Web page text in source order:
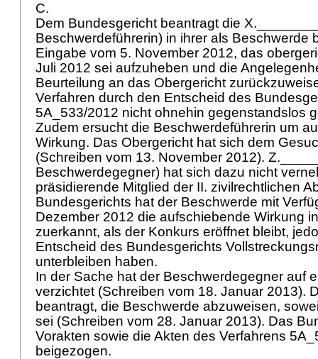
C.
Dem Bundesgericht beantragt die
Beschwerdeführerin) in ihrer als Beschwerde
Eingabe vom 5. November 2012, das
Juli 2012 sei aufzuheben und die
Beurteilung an das Obergericht
Verfahren durch den Entscheid des
5A_533/2012 nicht ohnehin gegenstandslos
Zudem ersucht die Beschwerdeführerin um
Wirkung. Das Obergericht hat sich dem
(Schreiben vom 13. November 2012).
Beschwerdegegner) hat sich dazu nicht
präsidierende Mitglied der II. zivilrechtlichen
Bundesgerichts hat der Beschwerde mit
Dezember 2012 die aufschiebende Wirkung
zuerkannt, als der Konkurs eröffnet bleibt,
Entscheid des Bundesgerichts
unterbleiben haben.
In der Sache hat der Beschwerdegegner auf
verzichtet (Schreiben vom 18. Januar 2013).
beantragt, die Beschwerde abzuweisen,
sei (Schreiben vom 28. Januar 2013). Das
Vorakten sowie die Akten des Verfahrens
beigezogen.